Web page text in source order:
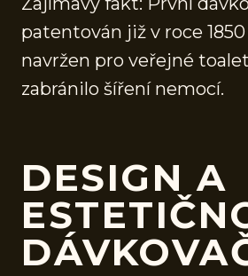
patentován již v roce
navržen pro veřejné
zabránilo šíření nemocí.
DESIGN A